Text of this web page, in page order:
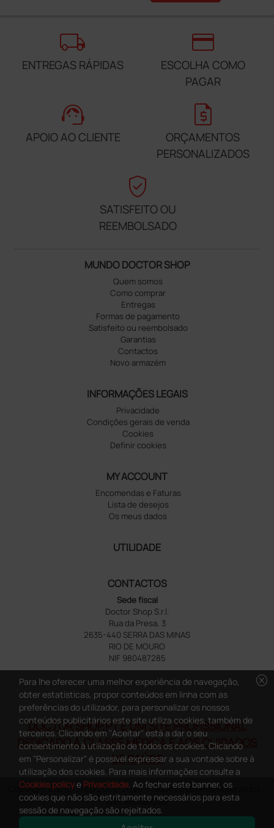
local_shipping
ENTREGAS RÁPIDAS
credit_card
ESCOLHA COMO
PAGAR
support_agent
APOIO AO CLIENTE
request_quote
ORÇAMENTOS
PERSONALIZADOS
verified_user
SATISFEITO OU
REEMBOLSADO
MUNDO DOCTOR SHOP
Quem somos
Como comprar
Entregas
Formas de pagamento
Satisfeito ou reembolsado
Garantias
Contactos
Novo armazém
INFORMAÇÕES LEGAIS
Privacidade
Condições gerais de venda
Cookies
Definir cookies
MY ACCOUNT
Encomendas e Faturas
Lista de desejos
Os meus dados
UTILIDADE
CONTACTOS
Sede fiscal
Doctor Shop S.r.l.
Rua da Presa, 3
2635-440 SERRA DAS MINAS
RIO DE MOURO
NIF 980487285
DOCTOR SHOP.PT É UM SITE PROFISSIONAL
DEDICADO À CLASSE MÉDICA E AOS CUIDADOS
DE SAÚDE
Copyright DoctorShop 2005-2026 - Todos os direitos reservados -
NIF: 980487285
cancel
Para lhe oferecer uma melhor experiência de navegação,
obter estatísticas, propor conteúdos em linha com as
preferências do utilizador, para personalizar os nossos
conteúdos publicitários este site utiliza cookies, também de
terceiros. Clicando em "Aceitar" está a dar o seu
consentimento à utilização de todos os cookies. Clicando
em "Personalizar" é possível expressar a sua vontade sobre à
utilização dos cookies. Para mais informações consulte a
Cookies policye Privacidade. Ao fechar este banner, os
cookies que não são estritamente necessários para esta
sessão de navegação são rejeitados.